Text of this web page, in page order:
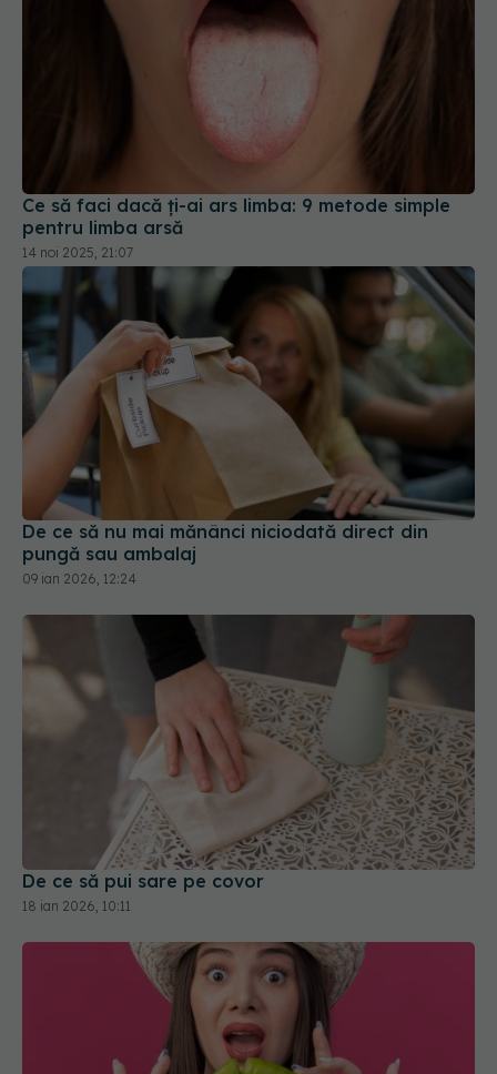
Ce să faci dacă ți-ai ars limba: 9 metode simple
pentru limba arsă
14 noi 2025, 21:07
De ce să nu mai mănânci niciodată direct din
pungă sau ambalaj
09 ian 2026, 12:24
De ce să pui sare pe covor
18 ian 2026, 10:11